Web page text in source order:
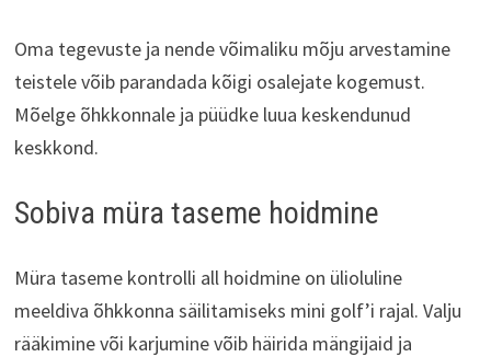
Oma tegevuste ja nende võimaliku mõju arvestamine
teistele võib parandada kõigi osalejate kogemust.
Mõelge õhkkonnale ja püüdke luua keskendunud
keskkond.
Sobiva müra taseme hoidmine
Müra taseme kontrolli all hoidmine on ülioluline
meeldiva õhkkonna säilitamiseks mini golf’i rajal. Valju
rääkimine või karjumine võib häirida mängijaid ja